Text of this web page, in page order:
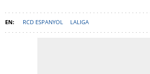
RCD ESPANYOL LALIGA